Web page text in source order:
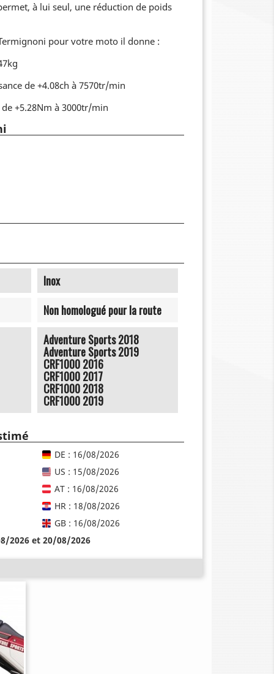
à lui seul, une réduction de poids
pour votre moto il donne :
de +4.08ch à 7570tr/min
+5.28Nm à 3000tr/min
Inox
Non homologué pour la route
Adventure Sports 2018
Adventure Sports 2019
CRF1000 2016
CRF1000 2017
CRF1000 2018
CRF1000 2019
DE : 16/08/2026
US : 15/08/2026
AT : 16/08/2026
HR : 18/08/2026
GB : 16/08/2026
2026 et 20/08/2026